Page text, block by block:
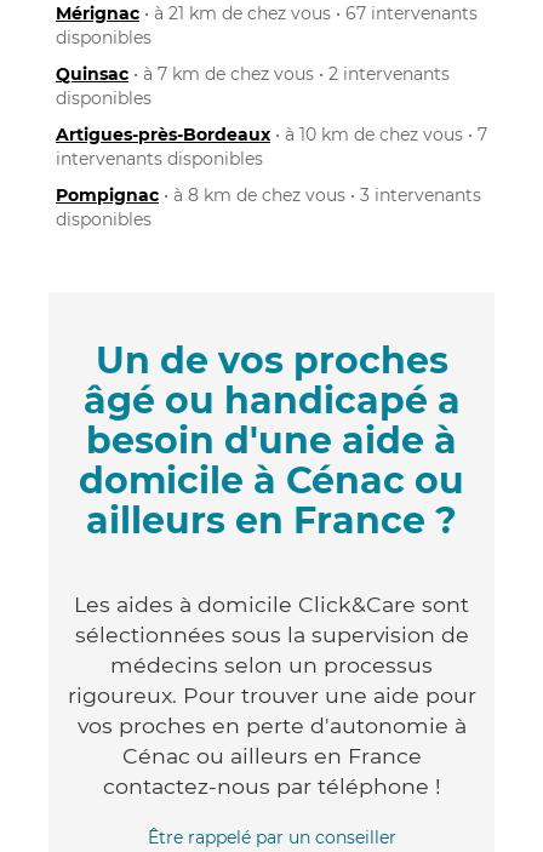
Mérignac • à 21 km de chez vous • 67 intervenants
disponibles
Quinsac • à 7 km de chez vous • 2 intervenants
disponibles
Artigues-près-Bordeaux • à 10 km de chez vous • 7
intervenants disponibles
Pompignac • à 8 km de chez vous • 3 intervenants
disponibles
Un de vos proches
âgé ou handicapé a
besoin d'une aide à
domicile à Cénac ou
ailleurs en France ?
Les aides à domicile Click&Care sont
sélectionnées sous la supervision de
médecins selon un processus
rigoureux. Pour trouver une aide pour
vos proches en perte d'autonomie à
Cénac ou ailleurs en France
contactez-nous par téléphone !
Être rappelé par un conseiller